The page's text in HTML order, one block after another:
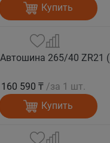
Купить
160 590 ₸ /за 1 шт.
Купить